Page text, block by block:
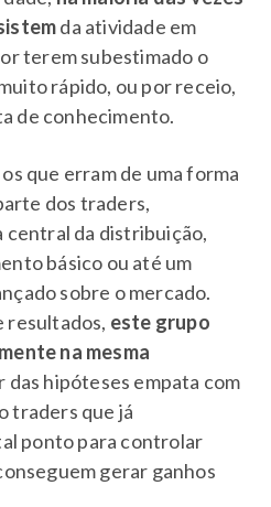
da atividade em
terem subestimado o
rápido, ou por receio,
de conhecimento.
que erram de uma forma
dos traders,
central da distribuição,
básico ou até um
sobre o mercado.
resultados, este grupo
na mesma
das hipóteses empata com
traders que já
ponto para controlar
gerar ganhos